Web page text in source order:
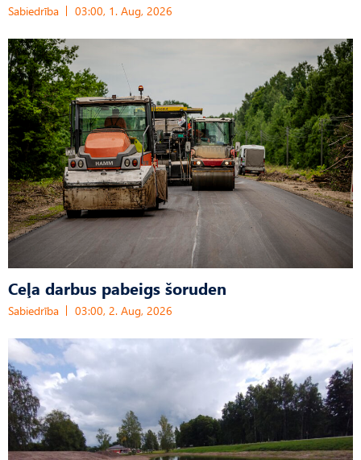
Sabiedrība 03:00, 1. Aug, 2026
Ceļa darbus pabeigs šoruden
Sabiedrība 03:00, 2. Aug, 2026